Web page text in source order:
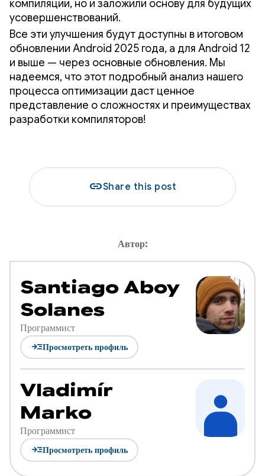
компиляции, но и заложили основу для будущих
усовершенствований.
Все эти улучшения будут доступны в итоговом
обновлении Android 2025 года, а для Android 12
и выше — через основные обновления. Мы
надеемся, что этот подробный анализ нашего
процесса оптимизации даст ценное
представление о сложностях и преимуществах
разработки компиляторов!
linkShare this post
Автор:
Santiago Aboy
Solanes
Программист
read_moreПросмотреть профиль
Vladimír
Marko
Программист
read_moreПросмотреть профиль